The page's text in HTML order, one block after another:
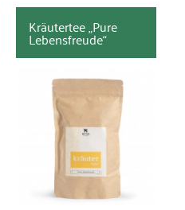
Kräutertee „Pure
Lebensfreude“